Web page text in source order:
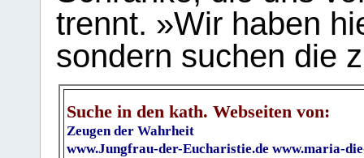
trennt. »Wir haben
sondern suchen die
Suche in den kath. Webseiten von:
Zeugen der Wahrheit
www.Jungfrau-der-Eucharistie.de www.maria-